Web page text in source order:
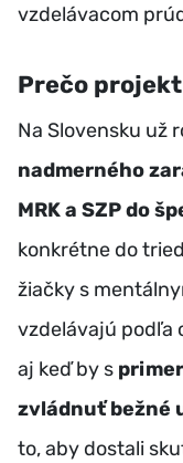
vzdelávacom
Prečo
Na Slovensku už
nadmerného
MRK a SZP do
konkrétne do
žiačky s
vzdelávajú podľa
aj keď by s
zvládnuť bežné
to, aby dostali